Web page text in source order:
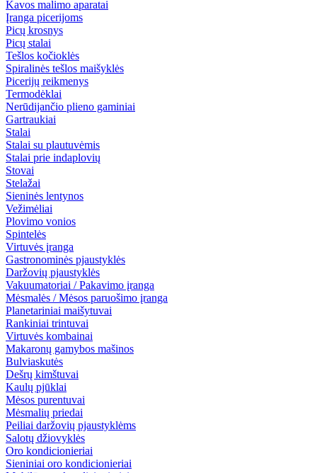
Kavos malimo aparatai
Įranga picerijoms
Picų krosnys
Picų stalai
Tešlos kočioklės
Spiralinės tešlos maišyklės
Picerijų reikmenys
Termodėklai
Nerūdijančio plieno gaminiai
Gartraukiai
Stalai
Stalai su plautuvėmis
Stalai prie indaplovių
Stovai
Stelažai
Sieninės lentynos
Vežimėliai
Plovimo vonios
Spintelės
Virtuvės įranga
Gastronominės pjaustyklės
Daržovių pjaustyklės
Vakuumatoriai / Pakavimo įranga
Mėsmalės / Mėsos paruošimo įranga
Planetariniai maišytuvai
Rankiniai trintuvai
Virtuvės kombainai
Makaronų gamybos mašinos
Bulviaskutės
Dešrų kimštuvai
Kaulų pjūklai
Mėsos purentuvai
Mėsmalių priedai
Peiliai daržovių pjaustyklėms
Salotų džiovyklės
Oro kondicionieriai
Sieniniai oro kondicionieriai